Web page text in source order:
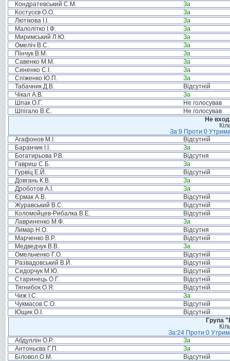
Кондратевський С.М.
За
Костусєв О.О.
За
Лютікова І.І.
За
Малолітко І.Ф.
За
Миримський Л.Ю.
За
Омеліч В.С.
За
Пінчук В.М.
За
Савенко М.М.
За
Синенко С.І.
За
Спіженко Ю.П.
За
Табачник Д.В.
Відсутній
Чікал А.В.
За
Шпак О.Г.
Не голосував
Шпігало В.Є.
Не голосував
Не
За:9 Проти:0
Агафонов М.І.
Відсутній
Баранчик І.І.
За
Богатирьова Р.В.
Відсутня
Гавриш С.Б.
За
Гурвіц Е.Й.
Відсутній
Довгань К.В.
За
Дроботов А.І.
За
Єрмак А.В.
Відсутній
Журавський В.С.
Відсутній
Коломойцев-Рибалка В.Е.
Відсутній
Лавриненко М.Ф.
За
Лимар Н.О.
Відсутня
Марченко В.Р.
Відсутній
Медведчук В.В.
За
Омельченко Г.О.
Відсутній
Развадовський В.Й.
Відсутній
Сидорчук М.Ю.
Відсутній
Старинець О.Г.
Відсутній
Тягнибок О.Я.
Відсутній
Чиж І.С.
За
Чукмасов С.О.
Відсутній
Ющик О.І.
Відсутній
Група
За:24 Проти:0
Абдуллін О.Р.
За
Антоньєва Г.П.
За
Біловол О.М.
Відсутній